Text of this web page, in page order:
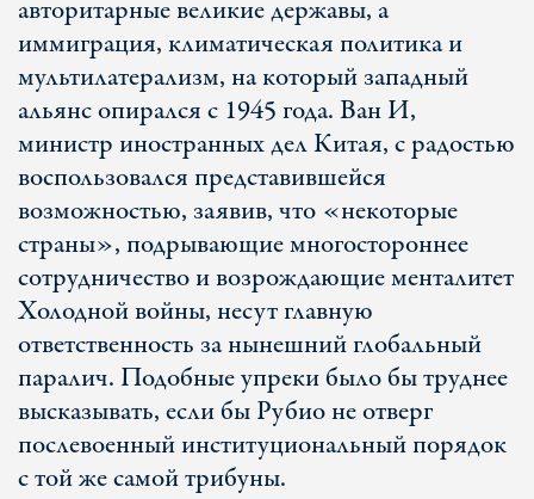
авторитарные великие державы, а
иммиграция, климатическая политика и
мультилатерализм, на который западный
альянс опирался с 1945 года. Ван И,
министр иностранных дел Китая, с радостью
воспользовался представившейся
возможностью, заявив, что «некоторые
страны», подрывающие многостороннее
сотрудничество и возрождающие менталитет
Холодной войны, несут главную
ответственность за нынешний глобальный
паралич. Подобные упреки было бы труднее
высказывать, если бы Рубио не отверг
послевоенный институциональный порядок
с той же самой трибуны.